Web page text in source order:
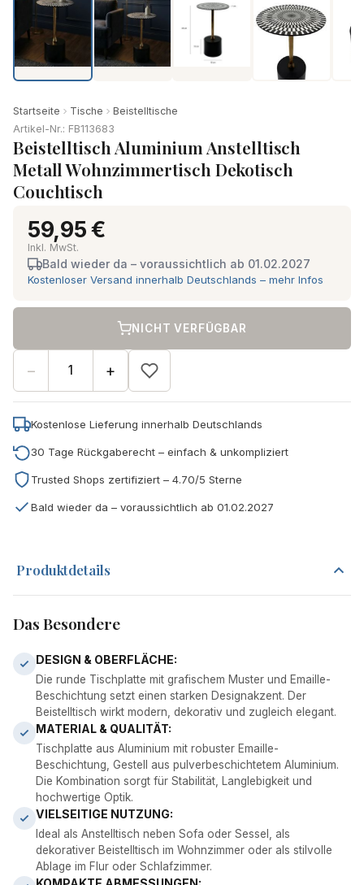
Startseite Tische
Beistelltische
Artikel-Nr.: FB113683
Beistelltisch Aluminium Anstelltisch
Metall Wohnzimmertisch Dekotisch
Couchtisch
59,95 €
Inkl. MwSt.
Bald wieder da – voraussichtlich ab 01.02.2027
Kostenloser Versand innerhalb Deutschlands – mehr Infos
− +
NICHT VERFÜGBAR
Kostenlose Lieferung innerhalb Deutschlands
30 Tage Rückgaberecht – einfach & unkompliziert
Trusted Shops zertifiziert – 4.70/5 Sterne
Bald wieder da – voraussichtlich ab 01.02.2027
Produktdetails
Das Besondere
DESIGN & OBERFLÄCHE:
Die runde Tischplatte mit grafischem Muster und Emaille-
Beschichtung setzt einen starken Designakzent. Der
Beistelltisch wirkt modern, dekorativ und zugleich elegant.
MATERIAL & QUALITÄT:
Tischplatte aus Aluminium mit robuster Emaille-
Beschichtung, Gestell aus pulverbeschichtetem Aluminium.
Die Kombination sorgt für Stabilität, Langlebigkeit und
hochwertige Optik.
VIELSEITIGE NUTZUNG:
Ideal als Anstelltisch neben Sofa oder Sessel, als
dekorativer Beistelltisch im Wohnzimmer oder als stilvolle
Ablage im Flur oder Schlafzimmer.